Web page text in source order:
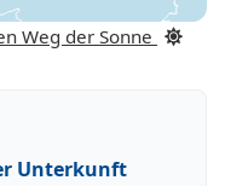
Weg der Sonne
Unterkunft